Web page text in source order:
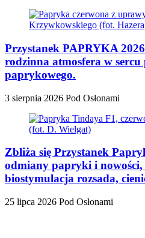
Przystanek PAPRYKA
rodzinna atmosfera w sercu
paprykowego.
3 sierpnia 2026 Pod Osłonami
Zbliża się Przystanek
odmiany papryki i nowości,
biostymulacja rozsada,
25 lipca 2026 Pod Osłonami